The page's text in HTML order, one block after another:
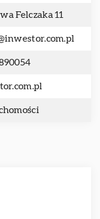
Felczaka 11